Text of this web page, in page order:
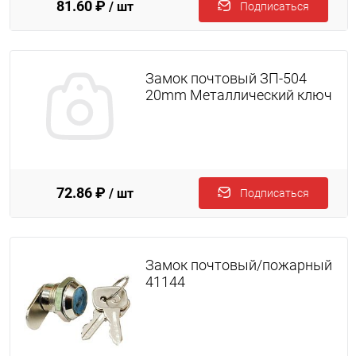
81.60 ₽ / шт Подписаться
Замок почтовый ЗП-504
20mm Металлический ключ
72.86 ₽ / шт Подписаться
Замок почтовый/пожарный
41144